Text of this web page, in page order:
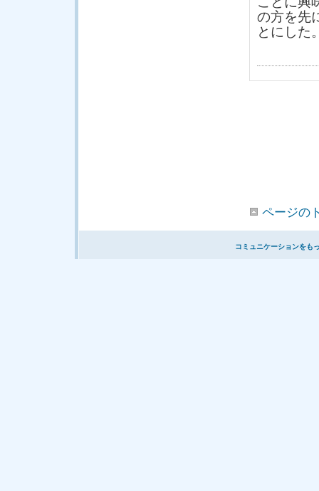
の方を先
とにした
ページの
コミュニケーションをも